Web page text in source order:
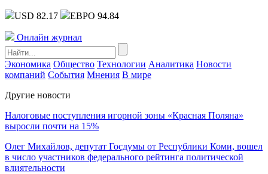
USD 82.17 ЕВРО 94.84
Онлайн журнал
Экономика Общество Технологии Аналитика Новости
компаний События Мнения В мире
Другие новости
Налоговые поступления игорной зоны «Красная Поляна»
выросли почти на 15%
Олег Михайлов, депутат Госдумы от Республики Коми, вошел
в число участников федерального рейтинга политической
влиятельности